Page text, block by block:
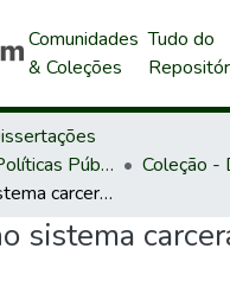
Comunidades
& Coleções
Tudo do
Mestrado em Políticas Públicas e Desenvolvimento Local
Coleção -
A mulher no sistema carcerário
sistema